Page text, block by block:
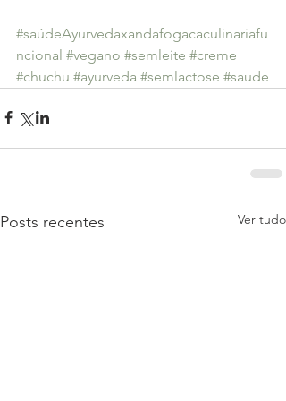
#saúdeAyurvedaxandafogacaculinariafu
ncional #vegano #semleite #creme
#chuchu #ayurveda #semlactose #saude
Posts recentes Ver tudo